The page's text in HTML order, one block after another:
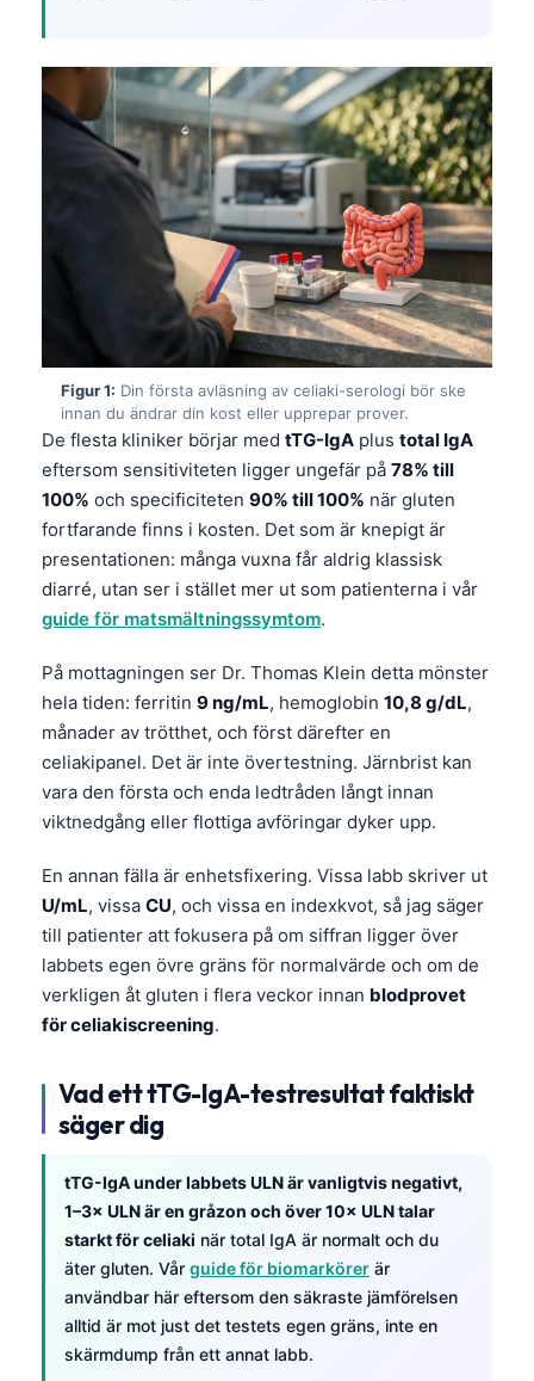
Figur 1: Din första avläsning av celiaki-serologi bör ske
innan du ändrar din kost eller upprepar prover.
De flesta kliniker börjar med tTG-IgA plus total IgA
eftersom sensitiviteten ligger ungefär på 78% till
100% och specificiteten 90% till 100% när gluten
fortfarande finns i kosten. Det som är knepigt är
presentationen: många vuxna får aldrig klassisk
diarré, utan ser i stället mer ut som patienterna i vår
guide för matsmältningssymtom.
På mottagningen ser Dr. Thomas Klein detta mönster
hela tiden: ferritin 9 ng/mL, hemoglobin 10,8 g/dL,
månader av trötthet, och först därefter en
celiakipanel. Det är inte övertestning. Järnbrist kan
vara den första och enda ledtråden långt innan
viktnedgång eller flottiga avföringar dyker upp.
En annan fälla är enhetsfixering. Vissa labb skriver ut
U/mL, vissa CU, och vissa en indexkvot, så jag säger
till patienter att fokusera på om siffran ligger över
labbets egen övre gräns för normalvärde och om de
verkligen åt gluten i flera veckor innan blodprovet
för celiakiscreening.
Vad ett tTG-IgA-testresultat faktiskt
säger dig
tTG-IgA under labbets ULN är vanligtvis negativt,
1–3× ULN är en gråzon och över 10× ULN talar
starkt för celiaki när total IgA är normalt och du
äter gluten. Vår guide för biomarkörer är
användbar här eftersom den säkraste jämförelsen
alltid är mot just det testets egen gräns, inte en
skärmdump från ett annat labb.